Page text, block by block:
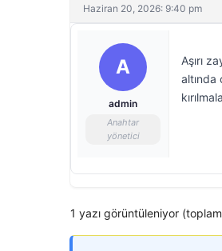
Haziran 20, 2026: 9:40 pm
A
admin
Anahtar
yönetici
Aşırı
altında
1 yazı görüntüleniyor